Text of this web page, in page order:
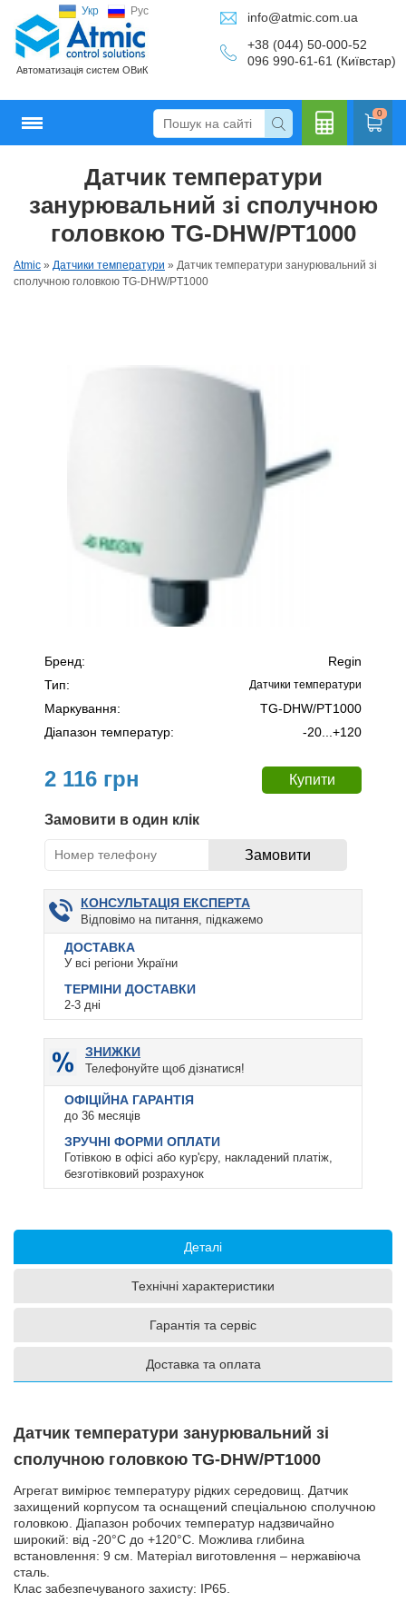
Укр Рус
Автоматизація систем ОВиК
info@atmic.com.ua
+38 (044) 50-000-52
096 990-61-61 (Київстар)
0
Датчик температури
занурювальний зі сполучною
головкою TG-DНW/PT1000
Atmic » Датчики температури » Датчик температури занурювальний зі
сполучною головкою TG-DНW/PT1000
Бренд:
Regin
Тип:
Датчики температури
Маркування:
TG-DНW/PT1000
Діапазон температур:
-20...+120
2 116 грн
Замовити в один клік
КОНСУЛЬТАЦІЯ ЕКСПЕРТА
Відповімо на питання, підкажемо
ДОСТАВКА
У всі регіони України
ТЕРМІНИ ДОСТАВКИ
2-3 дні
ЗНИЖКИ
Телефонуйте щоб дізнатися!
ОФІЦІЙНА ГАРАНТІЯ
до 36 месяців
ЗРУЧНІ ФОРМИ ОПЛАТИ
Готівкою в офісі або кур'єру, накладений платіж,
безготівковий розрахунок
Деталі
Технічні характеристики
Гарантія та сервіс
Доставка та оплата
Датчик температури занурювальний зі
сполучною головкою TG-DНW/PT1000
Агрегат вимірює температуру рідких середовищ. Датчик
захищений корпусом та оснащений спеціальною сполучною
головкою. Діапазон робочих температур надзвичайно
широкий: від -20°C до +120°C. Можлива глибина
встановлення: 9 см. Матеріал виготовлення – нержавіюча
сталь.
Клас забезпечуваного захисту: IP65.